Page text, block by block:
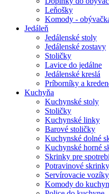
Leňošky
Komody -
Jedáleň
Jedálenské stoly
Jedálenské zostavy
Stoličky
Lavice do jedálne
Jedálenské kreslá
Príborníky a
Kuchyňa
Kuchynské stoly
Stoličky
Kuchynské linky
Barové stoličky
Kuchynské dolné
Kuchynské horné
Skrinky pre
Potravinové skrinky
Servírovacie vozíky
Komody do